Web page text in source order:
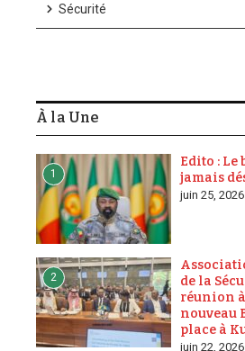
Sécurité
À la Une
1
Edito : Le
jamais
juin 25, 2026
2
de la
réunion
nouveau
place à
juin 22, 2026